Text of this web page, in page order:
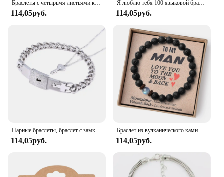
Браслеты с четырьмя листьями клевера, магнитные браслеты с надписью «Best Friend Forever Good Luck» для мужчин и женщин, подарочные браслеты
114,05руб.
Я люблю тебя 100 языковой браслет парные подарки для девушки, моя любовь, душа, День святого Валентина
114,05руб.
Парные браслеты, браслет с замком в форме сердца и ожерелье с ключом, чокер из нержавеющей стали, ювелирные изделия для влюбленных
114,05руб.
Браслет из вулканического камня Kirykle для моего сына, эластичная веревка, подарок отцу на День отца, браслет из вулканического камня лунного камня для мужчин и женщин
114,05руб.